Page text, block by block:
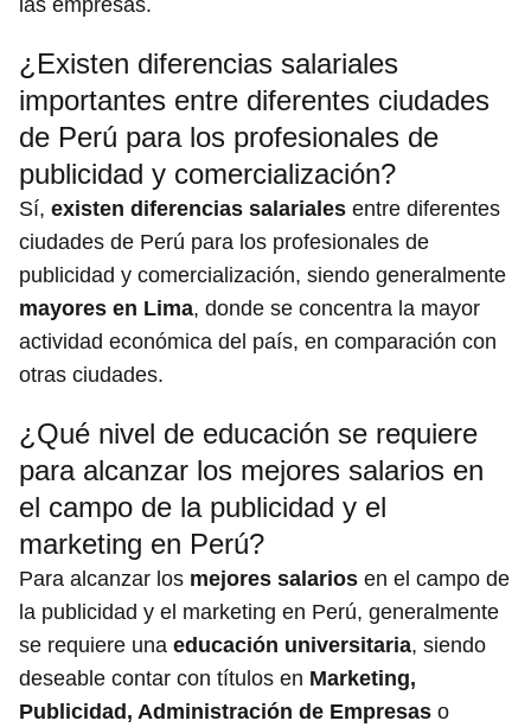
¿Existen diferencias salariales
importantes entre diferentes ciudades
de Perú para los profesionales de
publicidad y comercialización?
Sí, existen diferencias salariales entre diferentes
ciudades de Perú para los profesionales de
publicidad y comercialización, siendo generalmente
mayores en Lima, donde se concentra la mayor
actividad económica del país, en comparación con
otras ciudades.
¿Qué nivel de educación se requiere
para alcanzar los mejores salarios en
el campo de la publicidad y el
marketing en Perú?
Para alcanzar los mejores salarios en el campo de
la publicidad y el marketing en Perú, generalmente
se requiere una educación universitaria, siendo
deseable contar con títulos en Marketing,
Publicidad, Administración de Empresas o